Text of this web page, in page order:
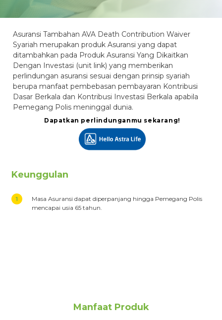
Asuransi Tambahan AVA Death Contribution Waiver
Syariah merupakan produk Asuransi yang dapat
ditambahkan pada Produk Asuransi Yang Dikaitkan
Dengan Investasi (unit link) yang memberikan
perlindungan asuransi sesuai dengan prinsip syariah
berupa manfaat pembebasan pembayaran Kontribusi
Dasar Berkala dan Kontribusi Investasi Berkala apabila
Pemegang Polis meninggal dunia.
Dapatkan perlindunganmu sekarang!
Keunggulan
Masa Asuransi dapat diperpanjang hingga Pemegang Polis
mencapai usia 65 tahun.
Manfaat Produk